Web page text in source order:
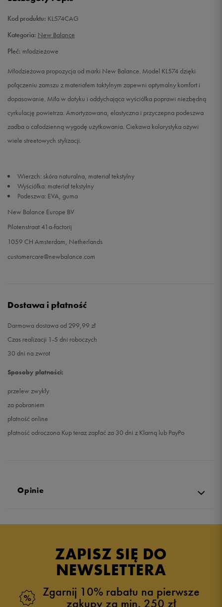
37,5 23 cm
38,5 24 cm Powiadom o dostępności
39 24,5 cm Powiadom o dostępności
Kod produktu: KL574CAG
Kategoria: New Balance
Płeć: młodzieżowe
Młodzieżowa propozycja od marki New Balance. Model KL574 dzięki
połączeniu zamszu z materiałem taktylnym zapewni optymalny komfort i
dopasowanie. Miła w dotyku i oddychająca wyściółka poprawi niezbędną
cyrkulację powietrza. Amortyzowana, elastyczna i przyczepna podeszwa
zadba o całodzienną wygodę użytkowania. Ciekawa kolorystyka ożywi
wiele streetowych stylizacji.
Wierzch: skóra naturalna, materiał tekstylny
Wyściółka: materiał tekstylny
Podeszwa: EVA, guma
New Balance Europe BV
Pilotenstraat 41a-factorij
1059 CH Amsterdam, Netherlands
customercare@newbalance.com
Dostawa i płatność
Darmowa dostawa od 299,99 zł
Czas realizacji 1-5 dni roboczych
30 dni na zwrot
Sposoby płatności:
przelew zwykły
za pobraniem
płatność online
płatność odroczona Kup teraz zapłać za 30 dni z Klarną lub PayPo
Opinie
ZAPISZ SIĘ DO
NEWSLETTERA
Zgarnij 10% rabatu na pierwsze
zakupy za min. 250 zł